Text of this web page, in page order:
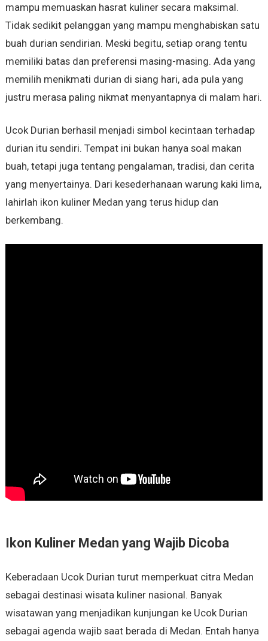
mampu memuaskan hasrat kuliner secara maksimal.
Tidak sedikit pelanggan yang mampu menghabiskan satu
buah durian sendirian. Meski begitu, setiap orang tentu
memiliki batas dan preferensi masing-masing. Ada yang
memilih menikmati durian di siang hari, ada pula yang
justru merasa paling nikmat menyantapnya di malam hari.
Ucok Durian berhasil menjadi simbol kecintaan terhadap
durian itu sendiri. Tempat ini bukan hanya soal makan
buah, tetapi juga tentang pengalaman, tradisi, dan cerita
yang menyertainya. Dari kesederhanaan warung kaki lima,
lahirlah ikon kuliner Medan yang terus hidup dan
berkembang.
Ikon Kuliner Medan yang Wajib Dicoba
Keberadaan Ucok Durian turut memperkuat citra Medan
sebagai destinasi wisata kuliner nasional. Banyak
wisatawan yang menjadikan kunjungan ke Ucok Durian
sebagai agenda wajib saat berada di Medan. Entah hanya